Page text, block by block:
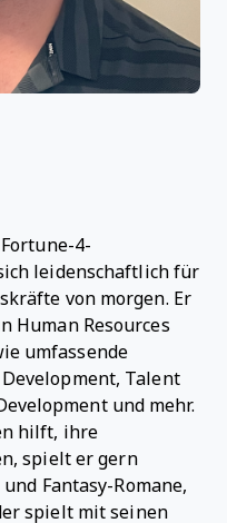
4-
leidenschaftlich für
von morgen. Er
Human Resources
umfassende
Talent
und mehr.
hilft, ihre
spielt er gern
Fantasy-Romane,
spielt mit seinen